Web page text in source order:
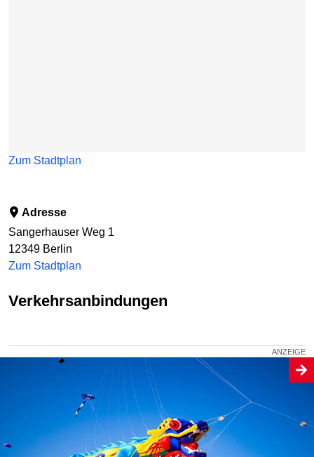
Zum Stadtplan
Adresse
Sangerhauser Weg 1
12349 Berlin
Zum Stadtplan
Verkehrsanbindungen